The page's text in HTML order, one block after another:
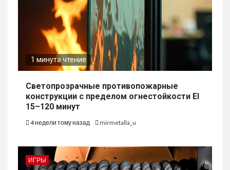
1 минута чтение
Светопрозрачные противопожарные
конструкции с пределом огнестойкости EI
15–120 минут
4 недели тому назад mirmetalla_u
ИГРЫ